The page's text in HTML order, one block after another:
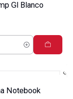
Gl Blanco
Notebook